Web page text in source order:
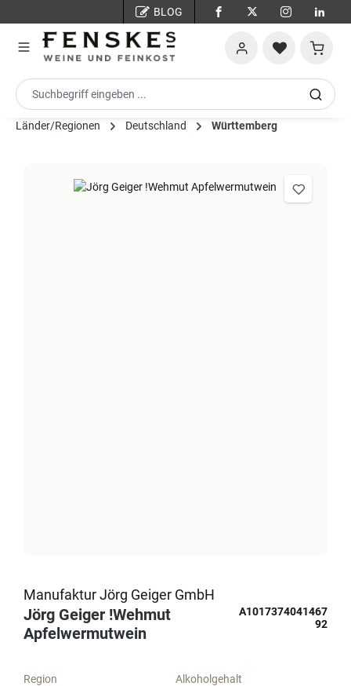
BLOG
Länder/Regionen Deutschland Württemberg
Manufaktur Jörg Geiger GmbH
Jörg Geiger !Wehmut
Apfelwermutwein
A1017374041467
92
Region
Alkoholgehalt